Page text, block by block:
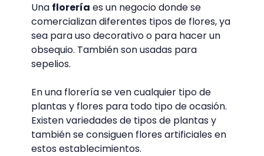
Una florería es un negocio donde se
comercializan diferentes tipos de flores, ya
sea para uso decorativo o para hacer un
obsequio. También son usadas para
sepelios.
En una florería se ven cualquier tipo de
plantas y flores para todo tipo de ocasión.
Existen variedades de tipos de plantas y
también se consiguen flores artificiales en
estos establecimientos.